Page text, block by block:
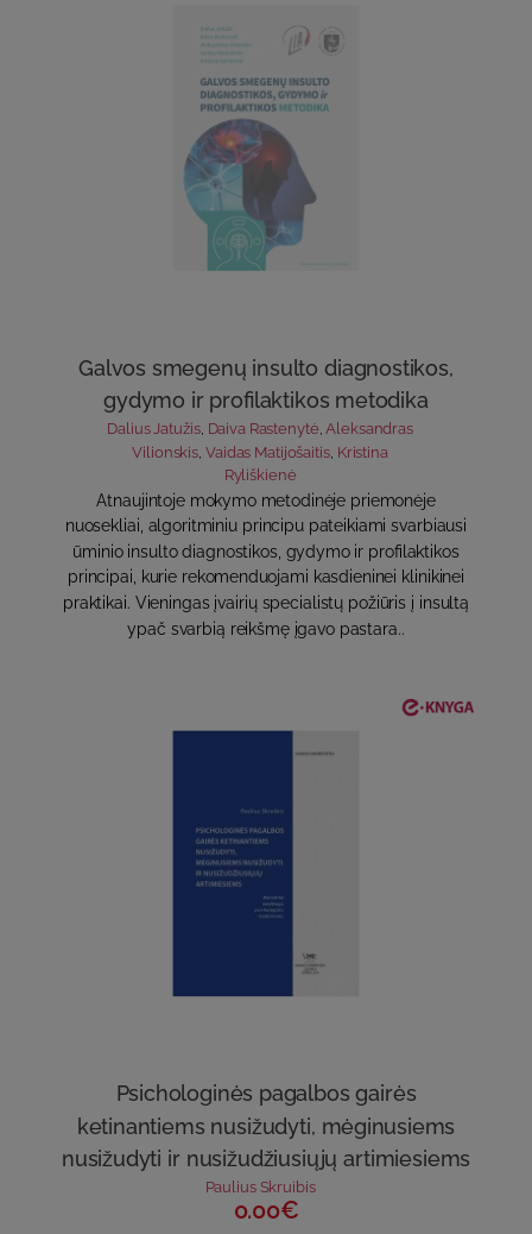
Galvos smegenų insulto diagnostikos,
gydymo ir profilaktikos metodika
Dalius Jatužis, Daiva Rastenytė Aleksandras
Vilionskis ,Vaidas Matijošaitis, Kristina
Ryliškienė
Atnaujintoje mokymo metodinėje priemonėje
nuosekliai, algoritminiu principu pateikiami svarbiausi
ūminio insulto diagnostikos, gydymo ir profilaktikos
principai, kurie rekomenduojami kasdieninei klinikinei
praktikai. Vieningas įvairių specialistų požiūris į insultą
ypač svarbią reikšmę įgavo pastara..
Psichologinės pagalbos gairės
ketinantiems nusižudyti, mėginusiems
nusižudyti ir nusižudžiusiųjų artimiesiems
Paulius Skruibis
0.00€